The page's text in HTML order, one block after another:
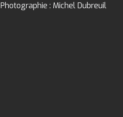
Photographie : Michel Dubreuil